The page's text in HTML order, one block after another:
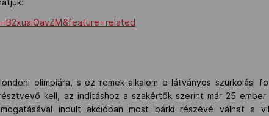
olimpiára, s ez remek alkalom e látványos szurkolási
kell, az indításhoz a szakértők szerint már 25
indult akcióban most bárki részévé válhat a